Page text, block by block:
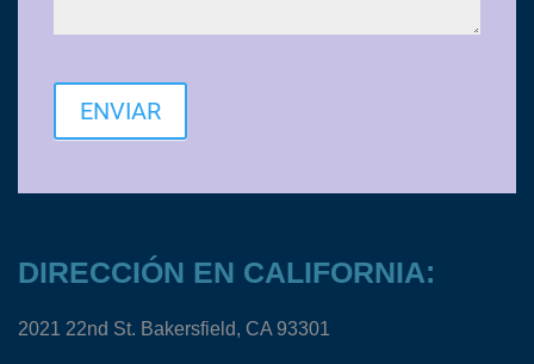
ENVIAR
DIRECCIÓN EN CALIFORNIA:
2021 22nd St. Bakersfield, CA 93301